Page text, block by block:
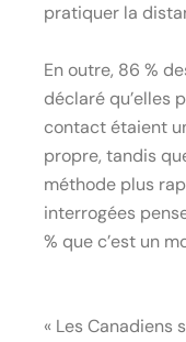
pratiquer la
En outre, 86 %
déclaré qu’elles
contact étaient
propre, tandis
méthode plus
interrogées
% que c’est un
« Les Canadiens